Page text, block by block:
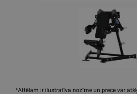
*Attēlam ir ilustratīva nozīme un prece var